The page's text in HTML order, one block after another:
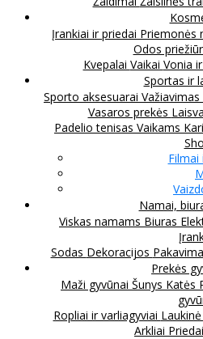
Įrankiai ir priedai Priemonės
Odos
Kvepalai Vaikai Vonia
Sportas ir
Sporto aksesuarai Važiavimas
Vasaros prekės
Padelio tenisas Vaikams
Filmai
Namai,
Viskas namams Biuras
Sodas Dekoracijos
Prekės
Maži gyvūnai Šunys Katės
Ropliai ir varliagyviai
Arkliai